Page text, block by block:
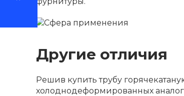
Другие отличия
Решив купить трубу
холоднодеформированных